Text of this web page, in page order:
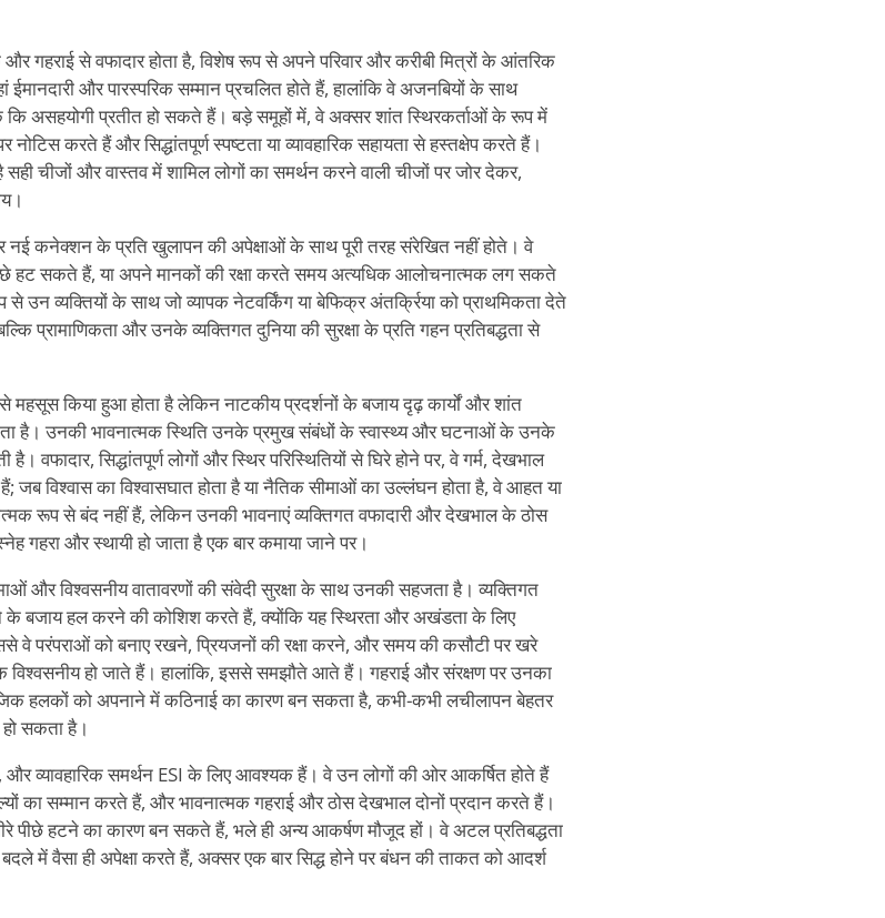
गहराई से वफादार होता है, विशेष रूप से अपने परिवार और करीबी मित्रों के आंतरिक
और पारस्परिक सम्मान प्रचलित होते हैं, हालांकि वे अजनबियों के साथ
कि असहयोगी प्रतीत हो सकते हैं। बड़े समूहों में, वे अक्सर शांत स्थिरकर्ताओं के रूप में
करते हैं और सिद्धांतपूर्ण स्पष्टता या व्यावहारिक सहायता से हस्तक्षेप करते हैं।
चीजों और वास्तव में शामिल लोगों का समर्थन करने वाली चीजों पर जोर देकर,
नई कनेक्शन के प्रति खुलापन की अपेक्षाओं के साथ पूरी तरह संरेखित नहीं होते। वे
हट सकते हैं, या अपने मानकों की रक्षा करते समय अत्यधिक आलोचनात्मक लग सकते
व्यक्तियों के साथ जो व्यापक नेटवर्किंग या बेफिक्र अंतर्क्रिया को प्राथमिकता देते
प्रामाणिकता और उनके व्यक्तिगत दुनिया की सुरक्षा के प्रति गहन प्रतिबद्धता से
महसूस किया हुआ होता है लेकिन नाटकीय प्रदर्शनों के बजाय दृढ़ कार्यों और शांत
है। उनकी भावनात्मक स्थिति उनके प्रमुख संबंधों के स्वास्थ्य और घटनाओं के उनके
सिद्धांतपूर्ण लोगों और स्थिर परिस्थितियों से घिरे होने पर, वे गर्म, देखभाल
जब विश्वास का विश्वासघात होता है या नैतिक सीमाओं का उल्लंघन होता है, वे आहत या
रूप से बंद नहीं हैं, लेकिन उनकी भावनाएं व्यक्तिगत वफादारी और देखभाल के ठोस
गहरा और स्थायी हो जाता है एक बार कमाया जाने पर।
और विश्वसनीय वातावरणों की संवेदी सुरक्षा के साथ उनकी सहजता है। व्यक्तिगत
के बजाय हल करने की कोशिश करते हैं, क्योंकि यह स्थिरता और अखंडता के लिए
वे परंपराओं को बनाए रखने, प्रियजनों की रक्षा करने, और समय की कसौटी पर खरे
हो जाते हैं। हालांकि, इससे समझौते आते हैं। गहराई और संरक्षण पर उनका
हलकों को अपनाने में कठिनाई का कारण बन सकता है, कभी-कभी लचीलापन बेहतर
सकता है।
और व्यावहारिक समर्थन ESI के लिए आवश्यक हैं। वे उन लोगों की ओर आकर्षित होते हैं
का सम्मान करते हैं, और भावनात्मक गहराई और ठोस देखभाल दोनों प्रदान करते हैं।
पीछे हटने का कारण बन सकते हैं, भले ही अन्य आकर्षण मौजूद हों। वे अटल प्रतिबद्धता
में वैसा ही अपेक्षा करते हैं, अक्सर एक बार सिद्ध होने पर बंधन की ताकत को आदर्श